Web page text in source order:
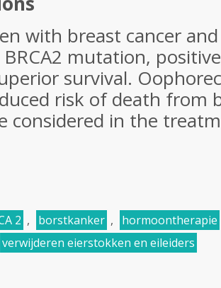
with breast cancer
BRCA2 mutation,
survival.
risk of death from
considered in the
2 , borstkanker ,
hormoontherapie
verwijderen eierstokken en eileiders